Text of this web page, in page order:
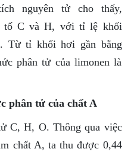
nguyên tử cho thấy,
tố C và H, với tỉ lệ khối
Từ tỉ khối hơi gần bằng
phân tử của limonen là
phân tử của chất A
C, H, O. Thông qua việc
chất A, ta thu được 0,44